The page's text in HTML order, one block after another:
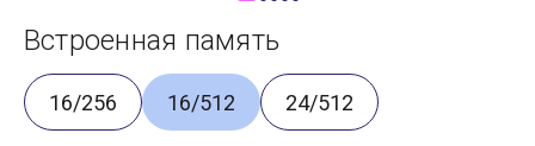
Встроенная память
16/256 16/512 24/512